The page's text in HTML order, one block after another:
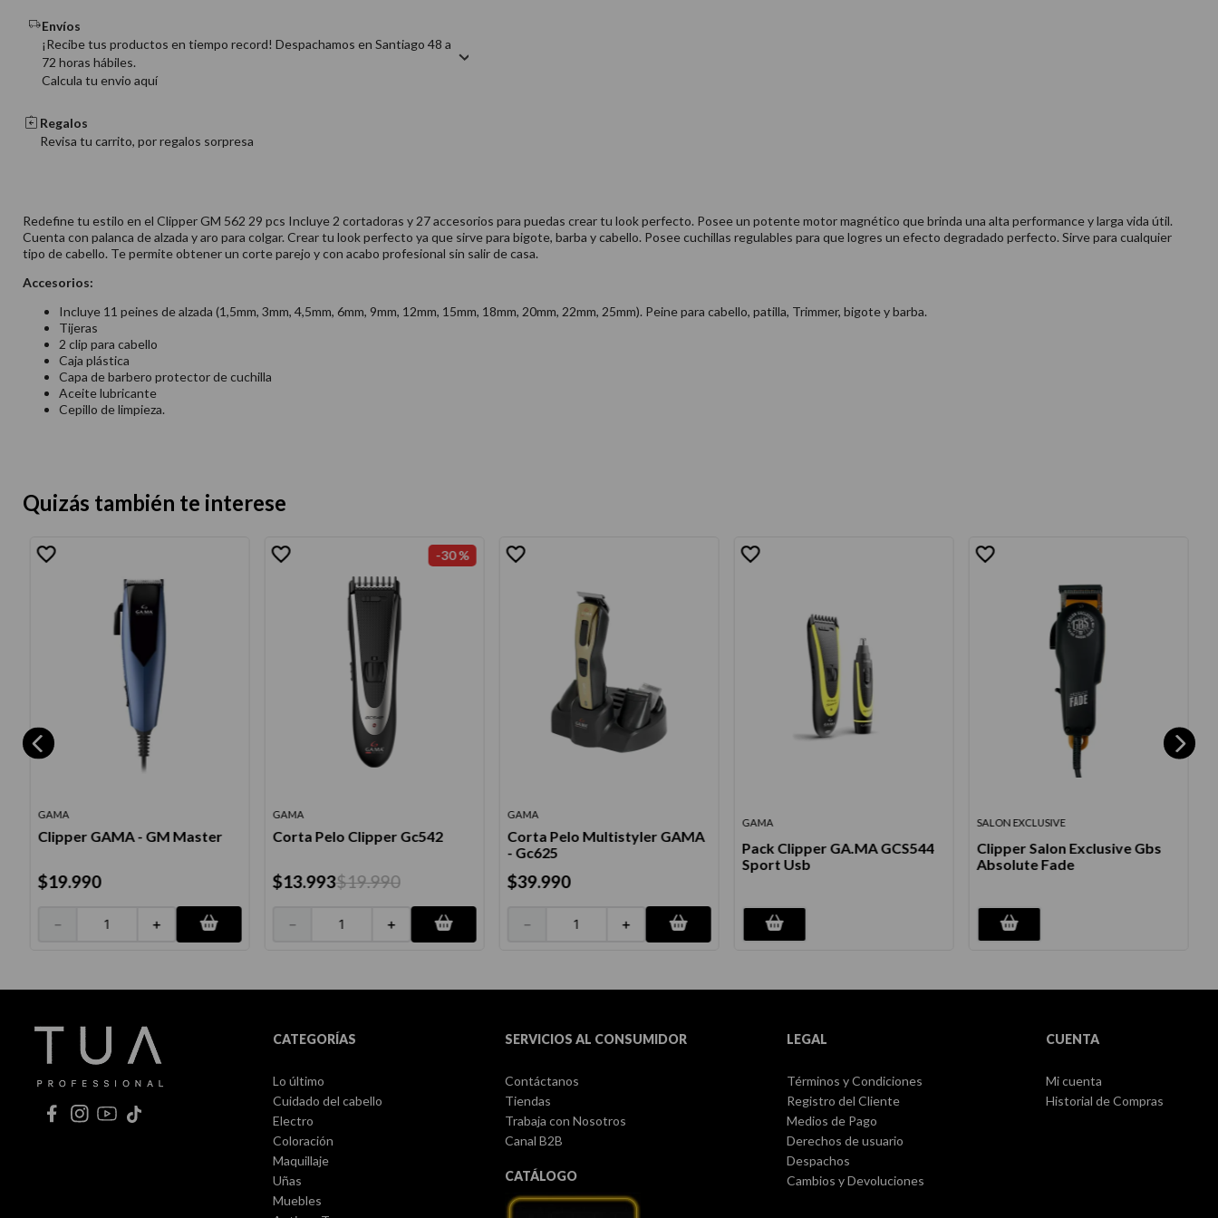
Envíos
¡Recibe tus productos en tiempo record! Despachamos en Santiago 48 a
72 horas hábiles.
Calcula tu envio aquí
Regalos
Revisa tu carrito, por regalos sorpresa
Redefine tu estilo en el Clipper GM 562 29 pcs Incluye 2 cortadoras y 27 accesorios para puedas crear tu look perfecto. Posee un potente motor magnético que brinda una alta performance y larga vida útil.
Cuenta con palanca de alzada y aro para colgar. Crear tu look perfecto ya que sirve para bigote, barba y cabello. Posee cuchillas regulables para que logres un efecto degradado perfecto. Sirve para cualquier
tipo de cabello. Te permite obtener un corte parejo y con acabo profesional sin salir de casa.
Accesorios:
Incluye 11 peines de alzada (1,5mm, 3mm, 4,5mm, 6mm, 9mm, 12mm, 15mm, 18mm, 20mm, 22mm, 25mm). Peine para cabello, patilla, Trimmer, bigote y barba.
Tijeras
2 clip para cabello
Caja plástica
Capa de barbero protector de cuchilla
Aceite lubricante
Cepillo de limpieza.
Quizás también te interese
GAMA
Clipper GAMA - GM Master
$19.990
＋
－
-30 %
GAMA
Corta Pelo Clipper Gc542
$13.993$19.990
＋
－
GAMA
Corta Pelo Multistyler GAMA
- Gc625
$39.990
＋
－
GAMA
Pack Clipper GA.MA GCS544
Sport Usb
SALON EXCLUSIVE
Clipper Salon Exclusive Gbs
Absolute Fade
CATEGORÍAS
Lo último
Cuidado del cabello
Electro
Coloración
Maquillaje
Uñas
Muebles
SERVICIOS AL CONSUMIDOR
Contáctanos
Tiendas
Trabaja con Nosotros
Canal B2B
CATÁLOGO
LEGAL
Términos y Condiciones
Registro del Cliente
Medios de Pago
Derechos de usuario
Despachos
Cambios y Devoluciones
CUENTA
Mi cuenta
Historial de Compras